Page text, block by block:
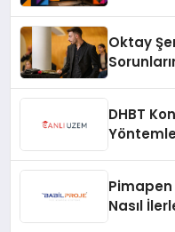
Oktay
DHBT
Nasıl